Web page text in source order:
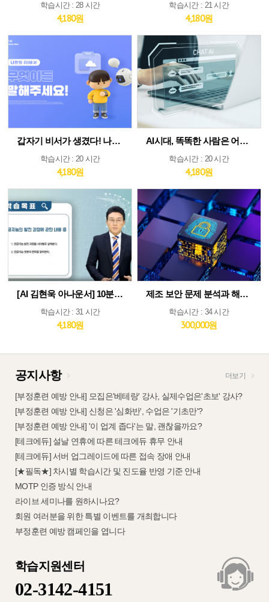
학습시간 : 28 시간
4,180원
학습시간 : 21 시간
4,180원
갑자기 비서가 생겼다! 나만의 AI인턴 활용법
학습시간 : 20 시간
4,180원
AI시대, 똑똑한 사람은 어떻게 생각하고 질문하는가
학습시간 : 20 시간
4,180원
[AI 김현욱 아나운서] 10분이면 따라하는 직장인 ChatGPT 바이블
학습시간 : 31 시간
4,180원
제조 보안 문제 분석과 해법 : IEC 62443 분석 및 구축 전략 집중 분석
학습시간 : 34 시간
300,000원
공지사항 더보기
[부정훈련 예방 안내] 모집은'베테랑' 강사, 실제수업은'초보' 강사?
[부정훈련 예방 안내] 신청은 '심화반', 수업은 '기초만'?
[부정훈련 예방 안내] '이 업계 좁다'는 말, 괜찮을까요?
[테크에듀] 설날 연휴에 따른 테크에듀 휴무 안내
[테크에듀] 서버 업그레이드에 따른 접속 장애 안내
[★필독★] 차시별 학습시간 및 진도율 반영 기준 안내
MOTP 인증 방식 안내
라이브 세미나를 원하시나요?
회원 여러분을 위한 특별 이벤트를 개최합니다
부정훈련 예방 캠페인을 엽니다
학습지원센터
02-3142-4151